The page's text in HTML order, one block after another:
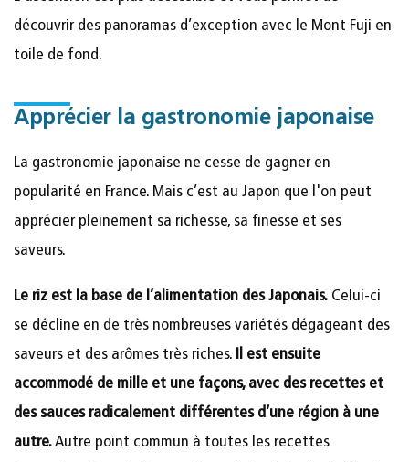
découvrir des panoramas d’exception avec le Mont Fuji en
toile de fond.
Apprécier la gastronomie japonaise
La gastronomie japonaise ne cesse de gagner en
popularité en France. Mais c’est au Japon que l'on peut
apprécier pleinement sa richesse, sa finesse et ses
saveurs.
Le riz est la base de l’alimentation des Japonais. Celui-ci
se décline en de très nombreuses variétés dégageant des
saveurs et des arômes très riches. Il est ensuite
accommodé de mille et une façons, avec des recettes et
des sauces radicalement différentes d’une région à une
autre.Autre point commun à toutes les recettes